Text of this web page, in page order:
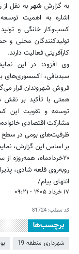
به گزارششهر
اشاره به اهمیت
کسب‌وکار خانگی و
تولیدکنندگان محلی و
کارآفرینی فعالیت دارند.
وی افزود: در این
سبدبافی، اکسسوری‌های
فروش شهروندان قرار
همتی با تأکید بر
توسعه و تقویت این
مشارکت اقتصادی
ظرفیت‌های بومی در
روبه‌روی قلعه شادی،
انتهای پیام/
۱۷ خرداد ۱۴۰۵ - ۰۹:۲۱
کد مطلب: 81724
برچسب‌ها
شهرداری منطقه 19